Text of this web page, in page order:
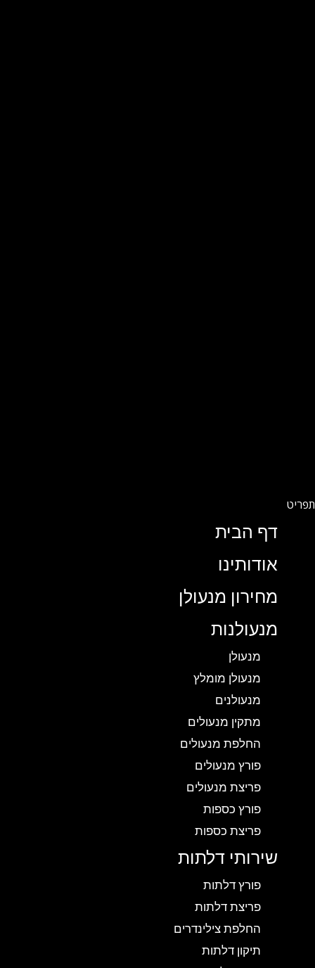
דף הבית
אודותינו
מחירון מנעולן
מנעולנות
מנעולן
מנעולן מומלץ
מנעולנים
מתקין מנעולים
החלפת מנעולים
פורץ מנעולים
פריצת מנעולים
פורץ כספות
פריצת כספות
שירותי דלתות
פורץ דלתות
פריצת דלתות
החלפת צילינדרים
תיקון דלתות